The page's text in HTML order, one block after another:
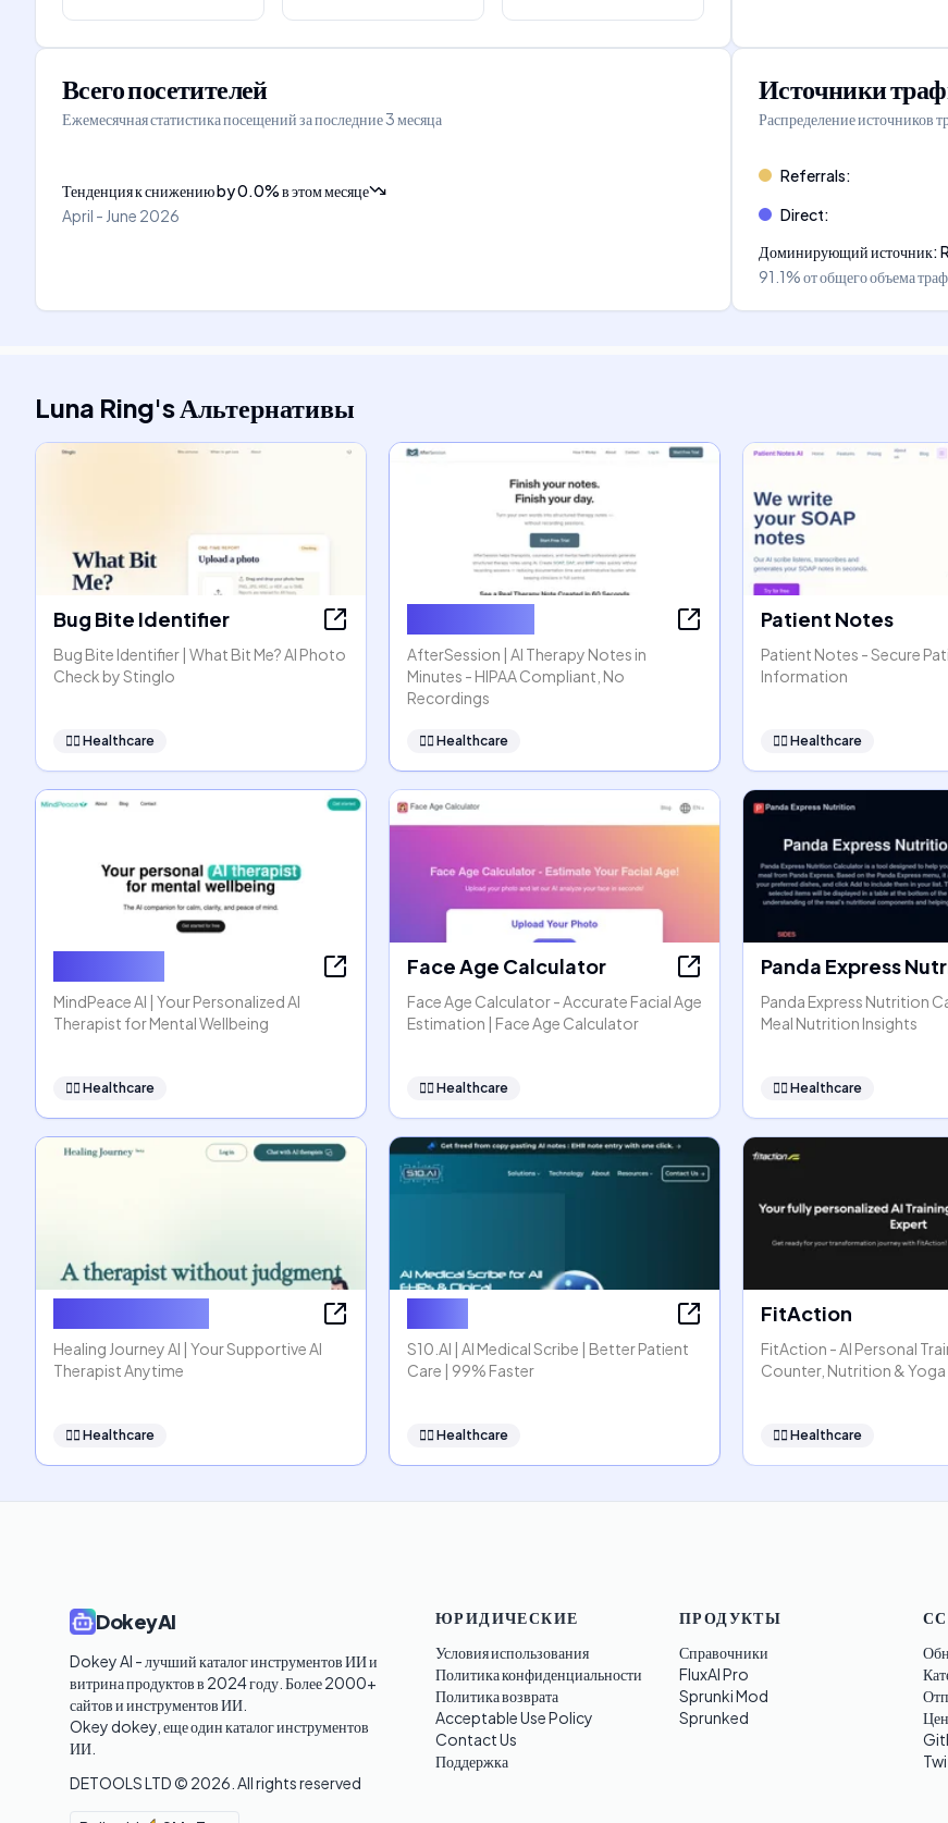
Всего посетителей
Ежемесячная статистика посещений за последние 3 месяца
Тенденция к снижениюby0.0%в этом месяце
April - June 2026
Источники
Распределение источников
Referrals:
Direct:
Доминирующий источник:
91.1%от общего объема
Luna Ring'sАльтернативы
Bug Bite Identifier
Bug Bite Identifier | What Bit Me? AI Photo
Check by Stinglo
👩‍⚕️ Healthcare
AfterSession | AI Therapy Notes in
Minutes - HIPAA Compliant, No
Recordings
👩‍⚕️ Healthcare
Patient Notes
Patient Notes - Secure
Information
👩‍⚕️ Healthcare
MindPeace AI | Your Personalized AI
Therapist for Mental Wellbeing
👩‍⚕️ Healthcare
Face Age Calculator
Face Age Calculator - Accurate Facial Age
Estimation | Face Age Calculator
👩‍⚕️ Healthcare
Panda Express
Panda Express Nutrition
Meal Nutrition Insights
👩‍⚕️ Healthcare
Healing Journey AI | Your Supportive AI
Therapist Anytime
👩‍⚕️ Healthcare
S10.AI | AI Medical Scribe | Better Patient
Care | 99% Faster
👩‍⚕️ Healthcare
FitAction
FitAction - AI Personal
Counter, Nutrition & Yoga
👩‍⚕️ Healthcare
DokeyAI
Dokey AI - лучший каталог инструментов ИИ и
витрина продуктов в 2024 году. Более 2000+
сайтов и инструментов ИИ.
Okey dokey, еще один каталог инструментов
ИИ.
DETOOLS LTD © 2026 . All rights reserved
ЮРИДИЧЕСКИЕ
Условия использования
Политика конфиденциальности
Политика возврата
Acceptable Use Policy
Contact Us
Поддержка
ПРОДУКТЫ
Справочники
FluxAI Pro
Sprunki Mod
Sprunked